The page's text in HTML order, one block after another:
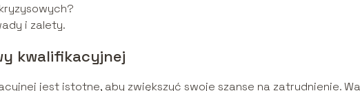
i zalety.
kwalifikacyjnej
jest istotne, aby zwiększyć swoje szanse na zatrudnienie.